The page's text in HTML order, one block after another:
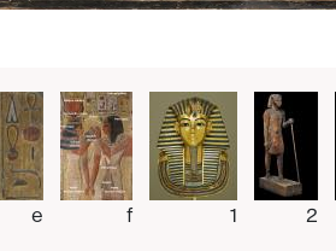
e f 1 2